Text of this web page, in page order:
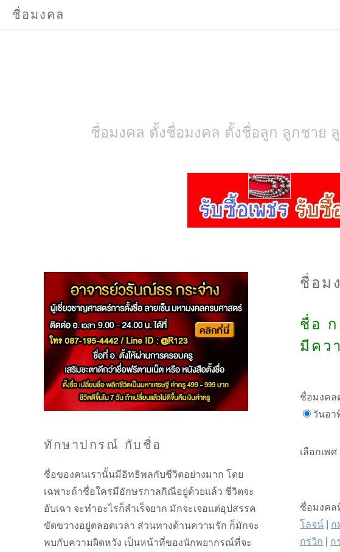
ชื่อมงคล ตั้งชื่อมงคล ตั้งชื่อลูก ลูกชาย
ทักษาปกรณ์ กับชื่อ
ชื่อของคนเรานั้นมีอิทธิพลกับชีวิตอย่างมาก โดย
เฉพาะถ้าชื่อใครมีอักษรกาลกิณีอยู่ด้วยแล้ว ชีวิตจะ
อับเฉา จะทำอะไรก็สำเร็จยาก มักจะเจอแต่อุปสรรค
ขัดขวางอยู่ตลอดเวลา ส่วนทางด้านความรัก ก็มักจะ
พบกับความผิดหวัง เป็นหน้าที่ของนักพยากรณ์ที่จะ
ชื่อม
ชื่อ
มีคว
ชื่อมงคล
วันอา
เลือกเพศ
ชื่อมงคล
โลจน์
ก
กรวิก
ก
ชื่อมงคล